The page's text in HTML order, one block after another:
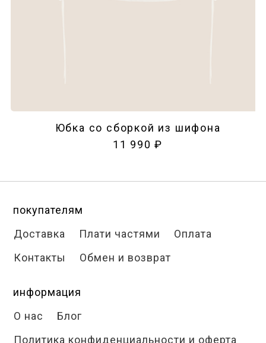
Юбка со сборкой из шифона
11 990 ₽
покупателям
Доставка
Плати частями
Оплата
Контакты
Обмен и возврат
информация
О нас
Блог
Политика конфиденциальности и оферта